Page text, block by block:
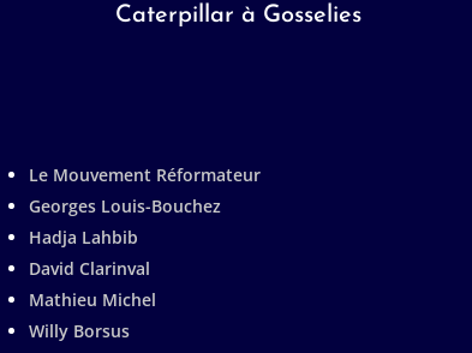
Caterpillar à Gosselies
Le Mouvement Réformateur
Georges Louis-Bouchez
Hadja Lahbib
David Clarinval
Mathieu Michel
Willy Borsus